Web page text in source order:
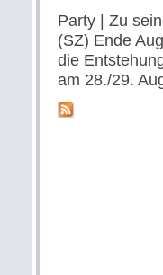
Party | Zu
(SZ) Ende
die
am 28./29.